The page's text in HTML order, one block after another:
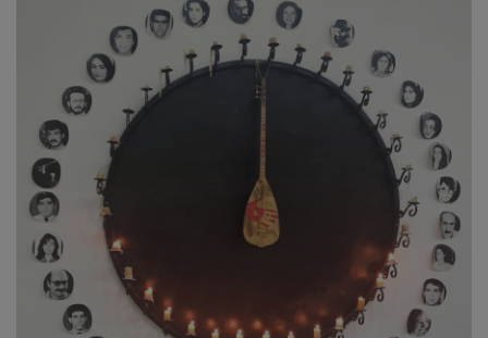
ULUSLARARASI
SAĞLIK VE YAŞAM TARZI
YEMEK
SPOR
SEYAHAT
EĞİTİM